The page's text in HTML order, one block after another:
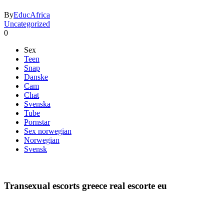
ByEducAfrica
Uncategorized
0
Sex
Teen
Snap
Danske
Cam
Chat
Svenska
Tube
Pornstar
Sex norwegian
Norwegian
Svensk
Transexual escorts greece real escorte eu